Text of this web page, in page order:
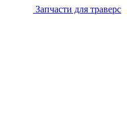
Запчасти для траверс